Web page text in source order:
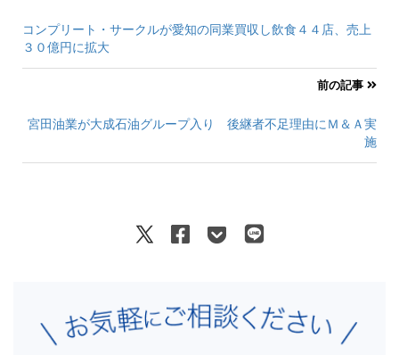
コンプリート・サークルが愛知の同業買収し飲食４４店、売上
３０億円に拡大
前の記事
宮田油業が大成石油グループ入り 後継者不足理由にＭ＆Ａ実
施